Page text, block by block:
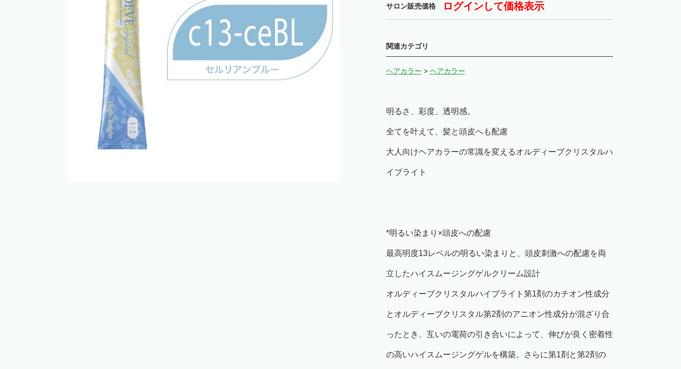
サロン販売価格 ログインして価格表示
関連カテゴリ
ヘアカラー > ヘアカラー
明るさ、彩度、透明感。
全てを叶えて、髪と頭皮へも配慮
大人向けヘアカラーの常識を変えるオルディーブクリスタルハ
イブライト
*明るい染まり×頭皮への配慮
最高明度13レベルの明るい染まりと、頭皮刺激への配慮を両
立したハイスムージングゲルクリーム設計
オルディーブクリスタルハイブライト第1剤のカチオン性成分
とオルディーブクリスタル第2剤のアニオン性成分が混ざり合
ったとき、互いの電荷の引き合いによって、伸びが良く密着性
の高いハイスムージングゲルを構築。さらに第1剤と第2剤の